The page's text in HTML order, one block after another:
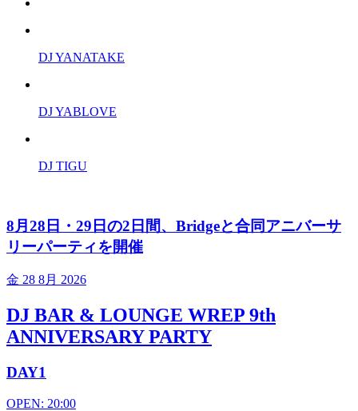
DJ YANATAKE
DJ YABLOVE
DJ TIGU
8月28日・29日の2日間、Bridgeと合同アニバーサ
リーパーティを開催
金 28 8月 2026
DJ BAR & LOUNGE WREP 9th
ANNIVERSARY PARTY
DAY1
OPEN: 20:00